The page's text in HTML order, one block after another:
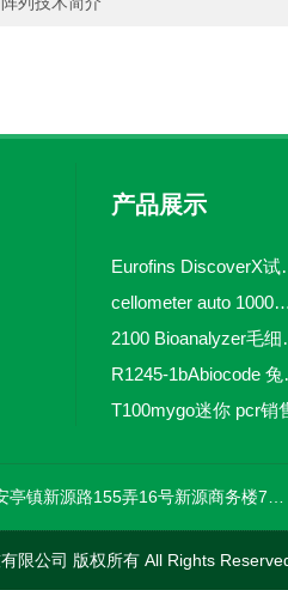
产品展示
cellometer auto 1000全自
2100
T100mygo迷你 pcr销
限公司 版权所有 All Rights